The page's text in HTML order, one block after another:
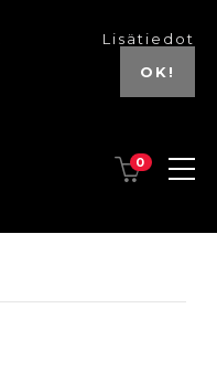
Lisätiedot
OK!
0